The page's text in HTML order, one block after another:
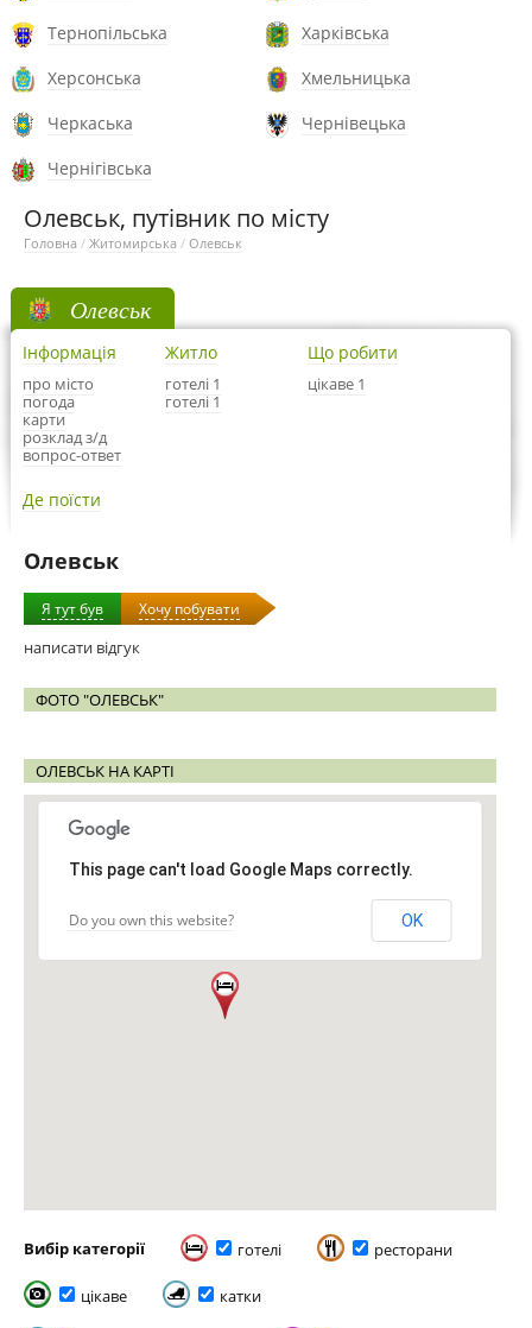
Тернопільська
Харківська
Херсонська
Хмельницька
Черкаська
Чернівецька
Чернігівська
Олевськ, путівник по місту
Головна / Житомирська / Олевськ
Олевськ
Інформація
про місто
погода
карти
розклад з/д
вопрос-ответ
Житло
готелі 1
готелі 1
Що робити
цікаве 1
Де поїсти
Олевськ
Я тут був Хочу побувати
написати відгук
ФОТО "ОЛЕВСЬК"
ОЛЕВСЬК НА КАРТІ
This page can't load Google Maps correctly.
Do you own this website? OK
Вибір категорії готелі ресторани
цікаве катки